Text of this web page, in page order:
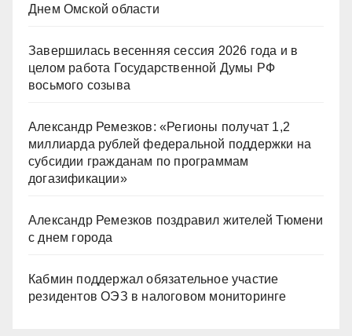
Днем Омской области
Завершилась весенняя сессия 2026 года и в
целом работа Государственной Думы РФ
восьмого созыва
Александр Ремезков: «Регионы получат 1,2
миллиарда рублей федеральной поддержки на
субсидии гражданам по программам
догазификации»
Александр Ремезков поздравил жителей Тюмени
с днем города
Кабмин поддержал обязательное участие
резидентов ОЭЗ в налоговом мониторинге